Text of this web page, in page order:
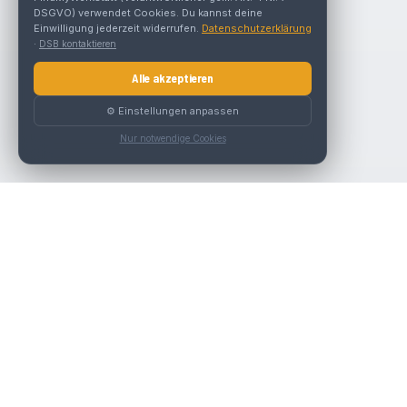
DSGVO) verwendet Cookies. Du kannst deine
Einwilligung jederzeit widerrufen. Datenschutzerklärung
· DSB kontaktieren
Alle akzeptieren
⚙️ Einstellungen anpassen
Nur notwendige Cookies